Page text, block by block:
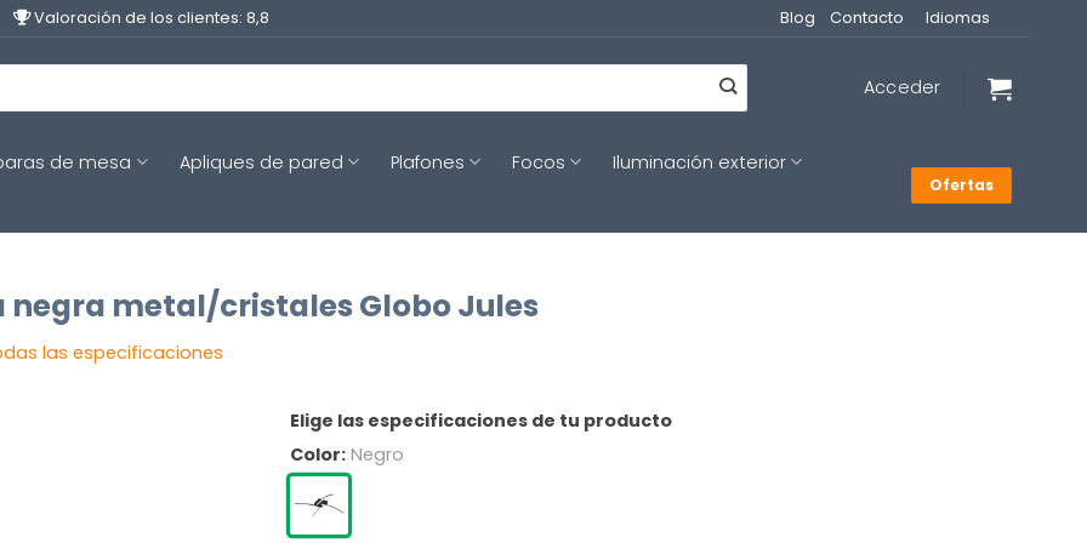
Valoración de los clientes: 8,8 Blog Contacto Idiomas
Acceder
de mesa Apliques de pared Plafones Focos
Iluminación exterior
Ofertas
metal/cristales Globo Jules
las especificaciones
Elige las especificaciones de tu producto
Color: Negro